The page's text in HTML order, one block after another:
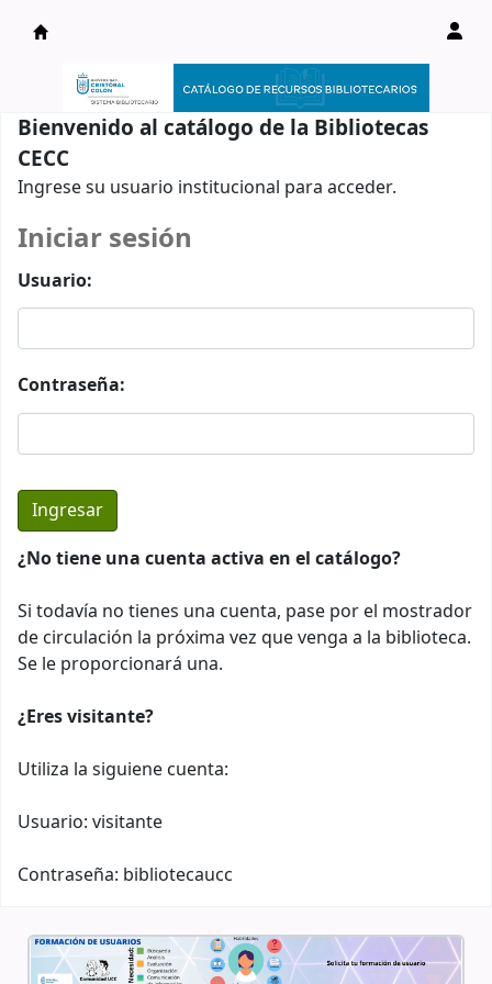
Catálogo en línea
Bienvenido al catálogo de la Bibliotecas
CECC
Ingrese su usuario institucional para acceder.
Iniciar sesión
Usuario:
Contraseña:
¿No tiene una cuenta activa en el catálogo?
Si todavía no tienes una cuenta, pase por el mostrador
de circulación la próxima vez que venga a la biblioteca.
Se le proporcionará una.
¿Eres visitante?
Utiliza la siguiene cuenta:
Usuario: visitante
Contraseña: bibliotecaucc